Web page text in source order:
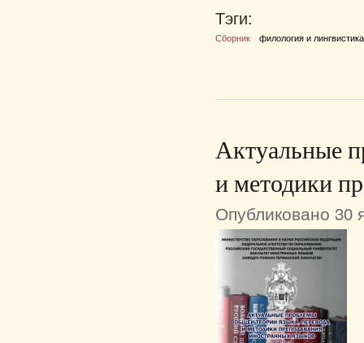
Тэги:
Сборник филология и лингвистика
Актуальные
и методики
Опубликовано 30